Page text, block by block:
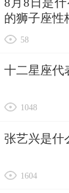
的狮子座性
58
十二星座代
1048
张艺兴是什
1604